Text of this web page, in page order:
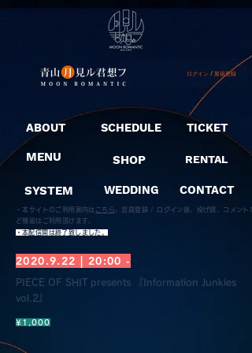
ログイン / 新規登録
ABOUT
MENU
SYSTEM
SCHEDULE
SHOP
WEDDING
TICKET
RENTAL
CONTACT
・本サイトのご利用案内は こちら
会員登録 / ログイン後、投げ銭、コメント
ど機能はご利用頂けます。
​・本配信開は終了致しました。
2020.9.22 | 20:00 -
PIECE OF SHIT presents 『Information Junkies
vol.2』
¥1,000